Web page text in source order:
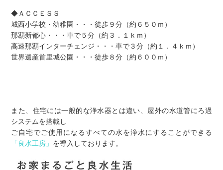
◆ＡＣＣＥＳＳ
城西小学校・幼稚園・・・徒歩９分（約６５０ｍ）
那覇新都心・・・車で５分（約３．１ｋｍ）
高速那覇インターチェンジ・・・車で３分（約１．４ｋｍ）
世界遺産首里城公園・・・徒歩８分（約６００ｍ）
また、住宅には一般的な浄水器とは違い、屋外の水道管にろ過
システムを搭載し
ご自宅でご使用になるすべての水を浄水にすることができる
「良水工房」 を導入しております。